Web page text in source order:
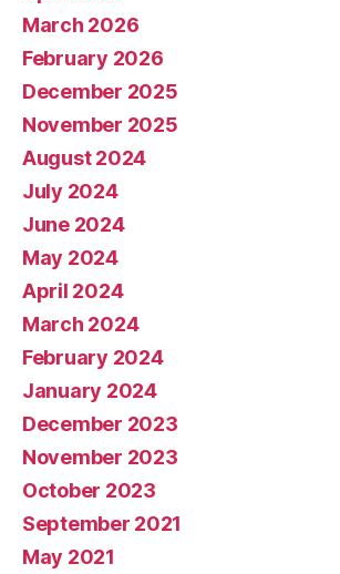
March 2026
February 2026
December 2025
November 2025
August 2024
July 2024
June 2024
May 2024
April 2024
March 2024
February 2024
January 2024
December 2023
November 2023
October 2023
September 2021
May 2021